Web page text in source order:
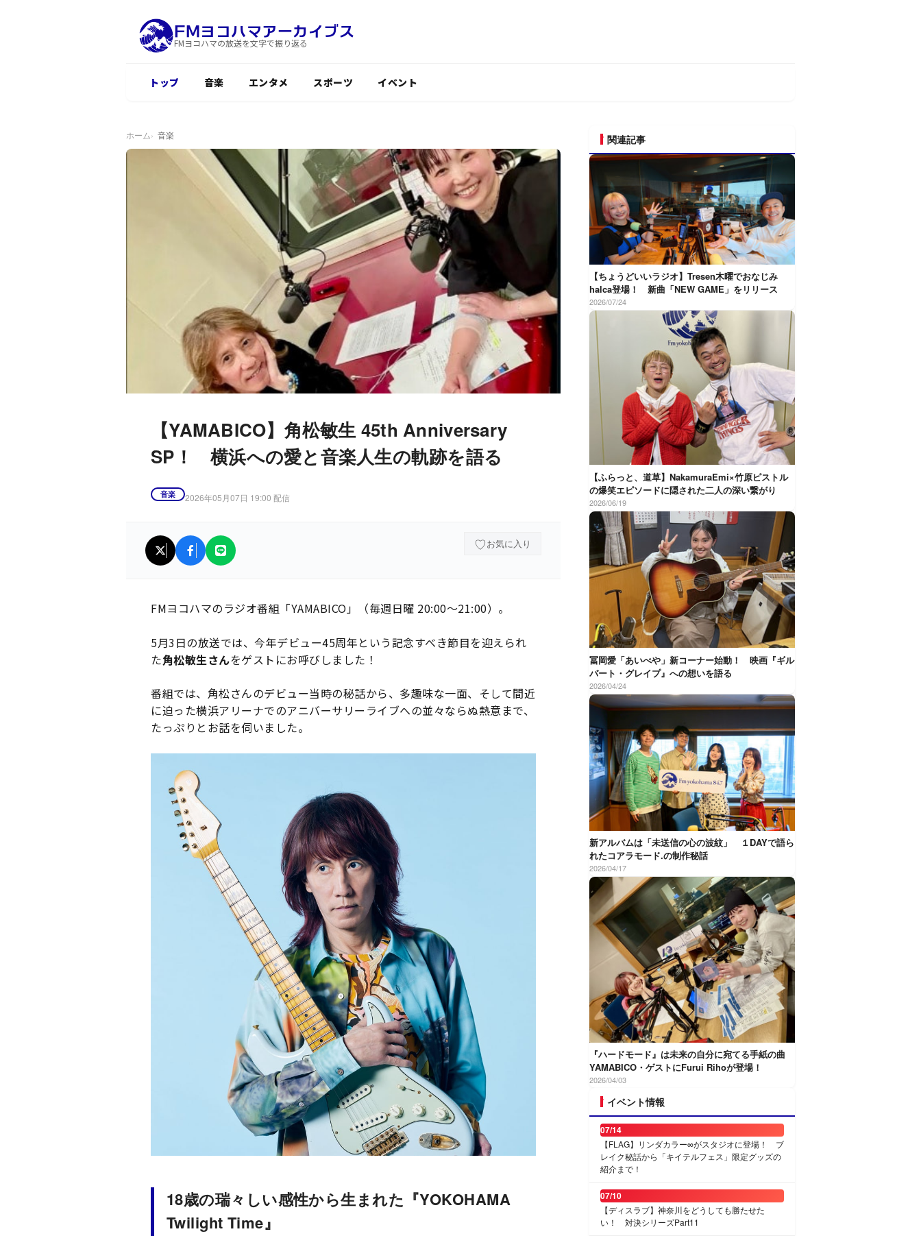
FMヨコハマアーカイブス
FMヨコハマの放送を文字で振り返る
トップ 音楽 エンタメ スポーツ イベント
ホーム 音楽
【YAMABICO】角松敏生 45th Anniversary
SP！ 横浜への愛と音楽人生の軌跡を語る
音楽 2026年05月07日 19:00 配信
♡お気に入り
FMヨコハマのラジオ番組「YAMABICO」（毎週日曜 20:00～21:00）。
5月3日の放送では、今年デビュー45周年という記念すべき節目を迎えられ
た角松敏生さんをゲストにお呼びしました！
番組では、角松さんのデビュー当時の秘話から、多趣味な一面、そして間近
に迫った横浜アリーナでのアニバーサリーライブへの並々ならぬ熱意まで、
たっぷりとお話を伺いました。
18歳の瑞々しい感性から生まれた『YOKOHAMA
Twilight Time』
関連記事
【ちょうどいいラジオ】Tresen木曜でおなじみ
halca登場！ 新曲「NEW GAME」をリリース
2026/07/24
【ふらっと、道草】NakamuraEmi×竹原ピストル
の爆笑エピソードに隠された二人の深い繋がり
2026/06/19
冨岡愛「あいべや」新コーナー始動！ 映画『ギル
バート・グレイプ』への想いを語る
2026/04/24
新アルバムは「未送信の心の波紋」 １DAYで語ら
れたコアラモード.の制作秘話
2026/04/17
『ハードモード』は未来の自分に宛てる手紙の曲
YAMABICO・ゲストにFurui Rihoが登場！
2026/04/03
イベント情報
07/14
【FLAG】リンダカラー∞がスタジオに登場！ ブ
レイク秘話から「キイテルフェス」限定グッズの
紹介まで！
07/10
【ディスラブ】神奈川をどうしても勝たせた
い！ 対決シリーズPart11